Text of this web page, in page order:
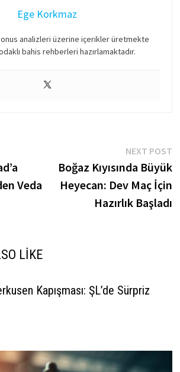
Ege Korkmaz
analizleri üzerine içerikler üretmekte
bahis rehberleri hazırlamaktadır.
Veda
NEXT POST
Boğaz Kıyısında Büyük
Heyecan: Dev Maç İçin
Hazırlık Başladı
LIKE
Kapışması: ŞL’de Sürpriz